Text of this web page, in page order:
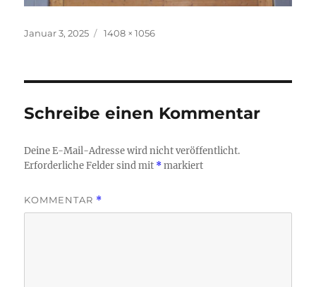
Veröffentlicht
Januar 3, 2025 Originalgröße
1408 × 1056
Schreibe einen Kommentar
Deine E-Mail-Adresse wird nicht veröffentlicht.
Erforderliche Felder sind mit *markiert
KOMMENTAR *